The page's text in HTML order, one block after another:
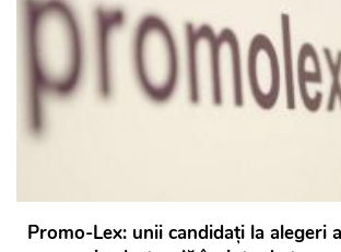
Promo-Lex: unii candidați la alegeri